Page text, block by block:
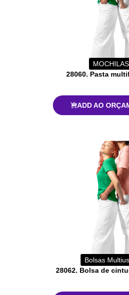
MOCHILAS
28060. Pasta
ADD AO
Bolsas
28062. Bolsa de